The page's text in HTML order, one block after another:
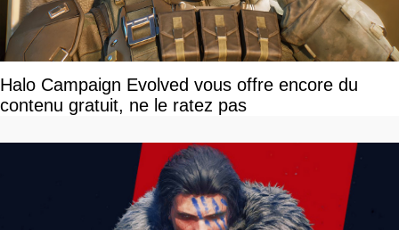
Halo Campaign Evolved vous offre encore du
contenu gratuit, ne le ratez pas